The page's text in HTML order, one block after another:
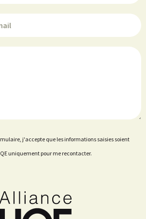
j'accepte que les informations saisies soient
uniquement pour me recontacter.